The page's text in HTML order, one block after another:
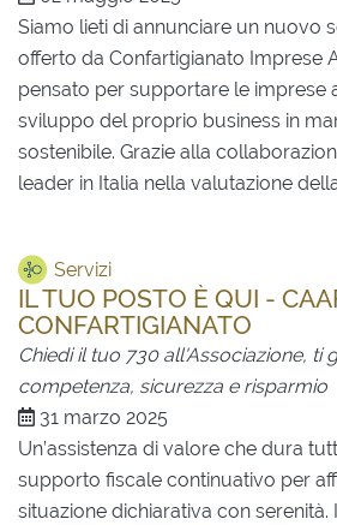
Siamo lieti di annunciare un nuovo
offerto da Confartigianato Imprese
pensato per supportare le imprese
sviluppo del proprio business in
sostenibile. Grazie alla
leader in Italia nella valutazione
Servizi
IL TUO POSTO È QUI -
CONFARTIGIANATO
Chiedi il tuo 730 all'Associazione, ti
competenza, sicurezza e risparmio
31 marzo 2025
Un’assistenza di valore che dura
supporto fiscale continuativo per
situazione dichiarativa con serenità.